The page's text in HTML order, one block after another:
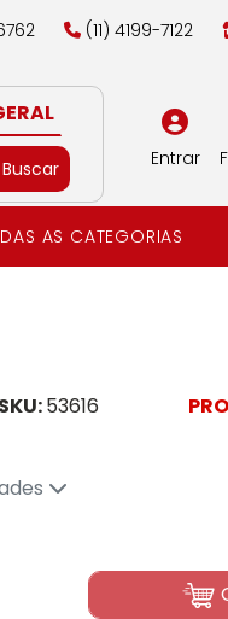
(11) 4199-7122
Buscar Entrar
AS CATEGORIAS
SKU:53616